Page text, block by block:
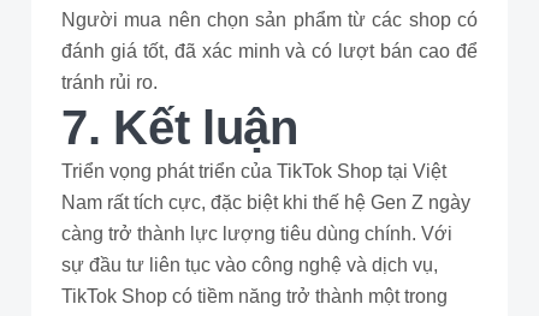
Người mua nên chọn sản phẩm từ các shop có
đánh giá tốt, đã xác minh và có lượt bán cao để
tránh rủi ro.
7. Kết luận
Triển vọng phát triển của TikTok Shop tại Việt
Nam rất tích cực, đặc biệt khi thế hệ Gen Z ngày
càng trở thành lực lượng tiêu dùng chính. Với
sự đầu tư liên tục vào công nghệ và dịch vụ,
TikTok Shop có tiềm năng trở thành một trong